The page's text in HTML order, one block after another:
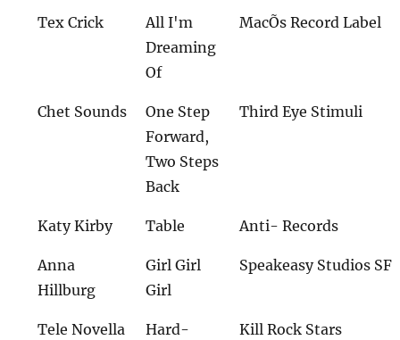
Tex Crick
All I'm
Dreaming
Of
MacÕs Record Label
Chet Sounds
One Step
Forward,
Two Steps
Back
Third Eye Stimuli
Katy Kirby Table Anti- Records
Anna
Hillburg
Girl Girl
Girl
Speakeasy Studios SF
Tele Novella
Hard-
Kill Rock Stars